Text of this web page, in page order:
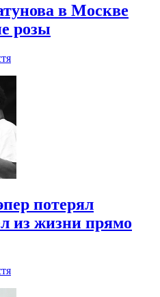
в Москве
розы
потерял
из жизни прямо